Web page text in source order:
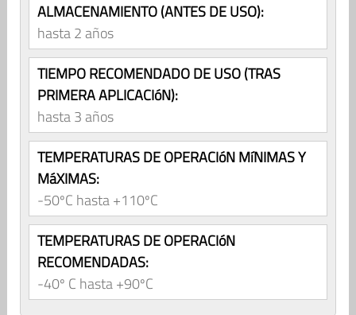
ALMACENAMIENTO (ANTES DE USO):
hasta 2 años
TIEMPO RECOMENDADO DE USO (TRAS
PRIMERA APLICACIóN):
hasta 3 años
TEMPERATURAS DE OPERACIóN MíNIMAS Y
MáXIMAS:
-50ºC hasta +110ºC
TEMPERATURAS DE OPERACIóN
RECOMENDADAS:
-40º C hasta +90ºC